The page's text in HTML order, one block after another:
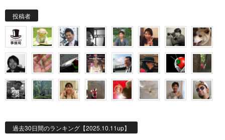
投稿者
過去30日間のランキング【2025.10.11up】